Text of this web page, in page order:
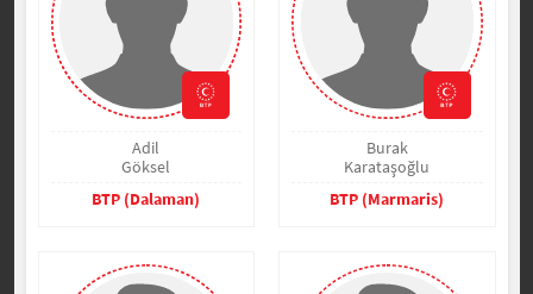
Adil
Göksel
BTP (Dalaman)
Burak
Karataşoğlu
BTP (Marmaris)